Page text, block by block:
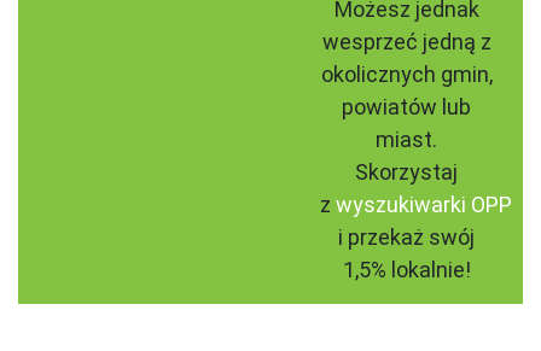
Możesz jednak
wesprzeć jedną z
okolicznych gmin,
powiatów lub
miast.
Skorzystaj
z wyszukiwarki OPP
i przekaż swój
1,5% lokalnie!